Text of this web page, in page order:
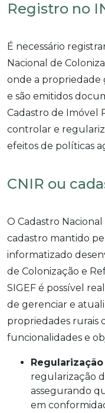
Registro no
É necessário
Nacional de
onde a propriedade
e são emitidos
Cadastro de Imóvel
controlar e
efeitos de políticas
CNIR ou
O Cadastro
cadastro mantido
informatizado
de Colonização e
SIGEF é possível
de gerenciar e
propriedades rurais
funcionalidades e
regularização
assegurando
em